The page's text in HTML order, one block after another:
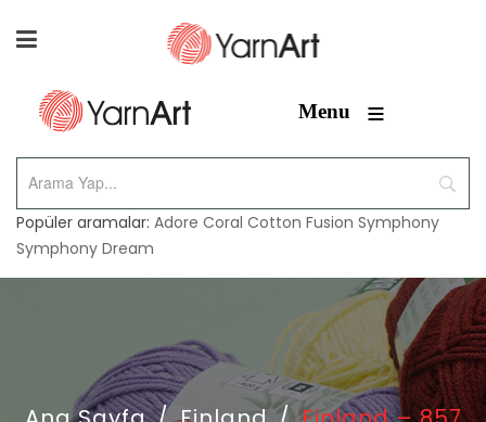
Menu ≡
Popüler aramalar: Adore Coral Cotton Fusion Symphony
Symphony Dream